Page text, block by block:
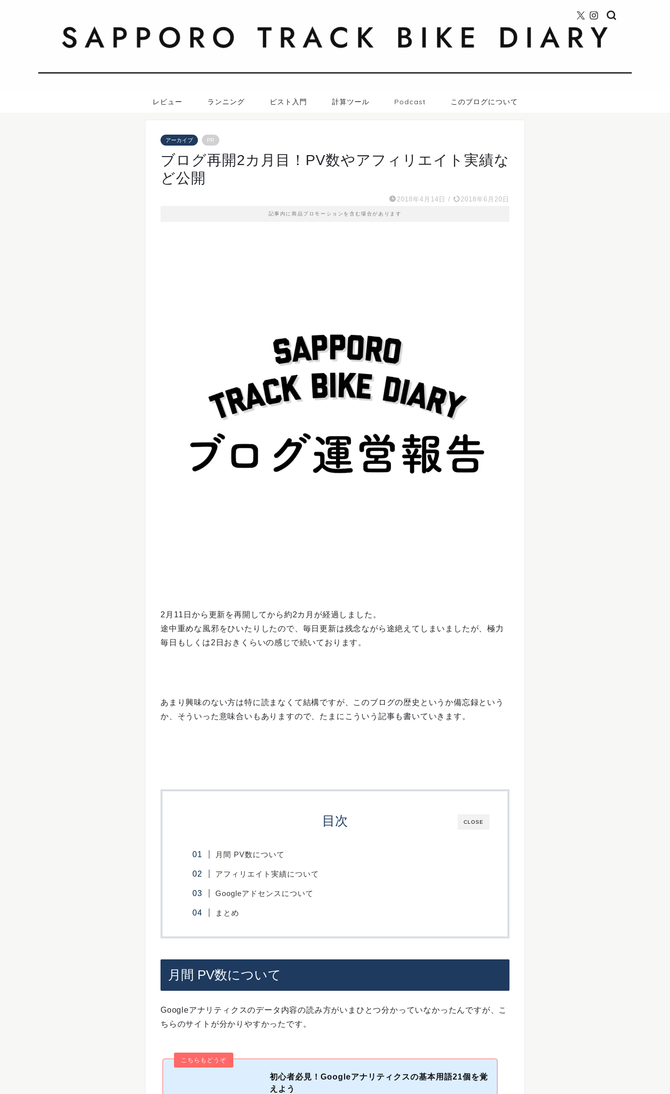
レビュー ランニング ピスト入門 計算ツール Podcast このブログについて
アーカイブ PR
ブログ再開2カ月目！PV数やアフィリエイト実績な
ど公開
2018年4月14日 / 2018年6月20日
記事内に商品プロモーションを含む場合があります
2月11日から更新を再開してから約2カ月が経過しました。
途中重めな風邪をひいたりしたので、毎日更新は残念ながら途絶えてしまいましたが、極力
毎日もしくは2日おきくらいの感じで続いております。
あまり興味のない方は特に読まなくて結構ですが、このブログの歴史というか備忘録という
か、そういった意味合いもありますので、たまにこういう記事も書いていきます。
CLOSE
目次
月間 PV数について
アフィリエイト実績について
Googleアドセンスについて
まとめ
月間 PV数について
Googleアナリティクスのデータ内容の読み方がいまひとつ分かっていなかったんですが、こ
ちらのサイトが分かりやすかったです。
初心者必見！Googleアナリティクスの基本用語21個を覚
えよう